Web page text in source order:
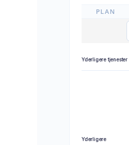
PLAN
Yderligere tjenester
Yderligere